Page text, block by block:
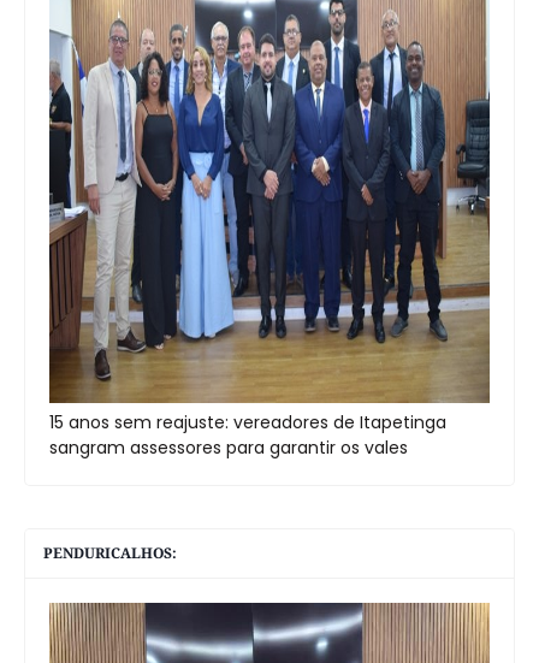
15 anos sem reajuste: vereadores de Itapetinga
sangram assessores para garantir os vales
PENDURICALHOS: